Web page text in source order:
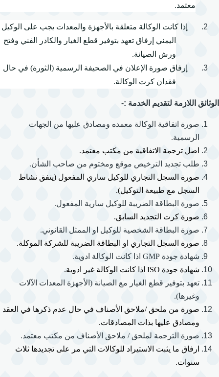
معتمد.
إذا كانت الوكالة متعلقة بالأجهزة والمعدات يجب على الوكيل
اليمني إرفاق تعهد بتوفير قطع الغيار والكادر الفني وفتح
ورش الصيانة.
إرفاق صورة الإعلان في الصحيفة الرسمية (الثورة) في حال
فقدان كرت الوكالة.
الوثائق اللازمة لتقديم الخدمة :-
صورة اتفاقية الوكالة معمده ومصادق عليها من الجهات
الرسمية.
اصل ترجمة الاتفاقية من مكتب معتمد.
طلب تجديد الترخيص موقع ومختوم من صاحب الشأن.
صورة السجل التجاري للوكيل ساري المفعول (يتفق نشاط
السجل مع طبيعة التوكيل).
صورة البطاقة الضريبة للوكيل سارية المفعول.
صورة كرت التجديد السابق.
صورة البطاقة الشخصية للوكيل او الممثل القانوني.
صورة السجل التجاري او البطاقة الضريبة للشركة الموكلة.
شهادة جودة GMP اذا كانت الوكالة ادوية.
شهادة جودة ISO اذا كانت الوكالة غير ادوية.
تعهد بتوفير قطع الغيار مع الصيانة (الأجهزة المعدات الآلات
وغيرها).
صورة من ملحق /ملاحق الأصناف في حال عدم ذكرها في العقد
ومصادق عليها بذات المصادقات.
صورة الترجمة لملحق / ملاحق الأصناف من مكتب معتمد.
ارفاق ما يثبت الاستيراد للوكالات التي مر على تجديدها ثلاث
سنوات.